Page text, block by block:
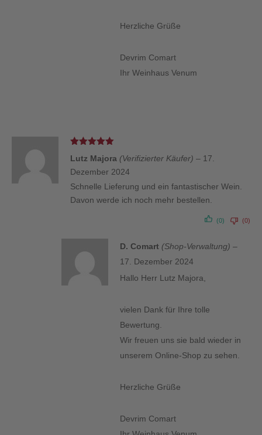
Herzliche Grüße
Devrim Comart
Ihr Weinhaus Venum
mit5 von 5
Lutz Majora (Verifizierter Käufer) – 17.
Dezember 2024
Schnelle Lieferung und ein fantastischer Wein.
Davon werde ich noch mehr bestellen.
(0) (0)
D. Comart (Shop-Verwaltung) –
17. Dezember 2024
Hallo Herr Lutz Majora,
vielen Dank für Ihre tolle
Bewertung.
Wir freuen uns sie bald wieder in
unserem Online-Shop zu sehen.
Herzliche Grüße
Devrim Comart